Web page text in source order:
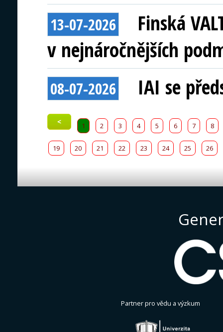
13-07-2026
Finská
v nejnáročnějších
08-07-2026 IAI se
< 1 2 3 4 5 6 7 8
19 20 21 22 23 24 25 26
Partner pro vědu a výzkum